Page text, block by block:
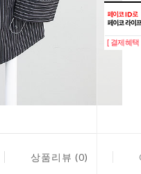
[ 결제혜
상품리뷰 (0)